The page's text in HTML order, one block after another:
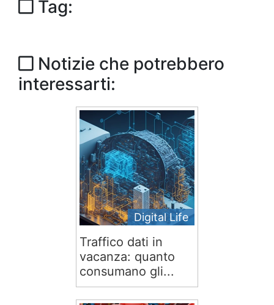
Tag:
Notizie che potrebbero
interessarti:
Digital Life
Traffico dati in
vacanza: quanto
consumano gli...